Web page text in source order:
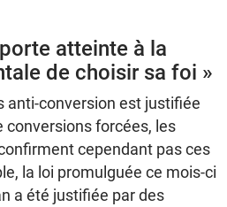
atteinte à la
de choisir sa foi »
anti-conversion est justifiée
conversions forcées, les
cependant pas ces
la loi promulguée ce mois-ci
a été justifiée par des